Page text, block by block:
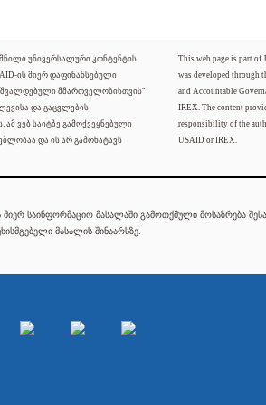
უნივერსალური კონტენტის
ის მიერ დაფინანსებული
მმართველობისთვის"
და გაცვლების
ვებ საიტზე გამოქვეყნებული
და ის არ გამოხატავს
This web page is part of
was developed through
and Accountable
IREX. The content
responsibility of the
USAID or IREX.
საინფორმაციო მასალაში გამოთქმული მოსაზრება
მასალის შინაარსზე.